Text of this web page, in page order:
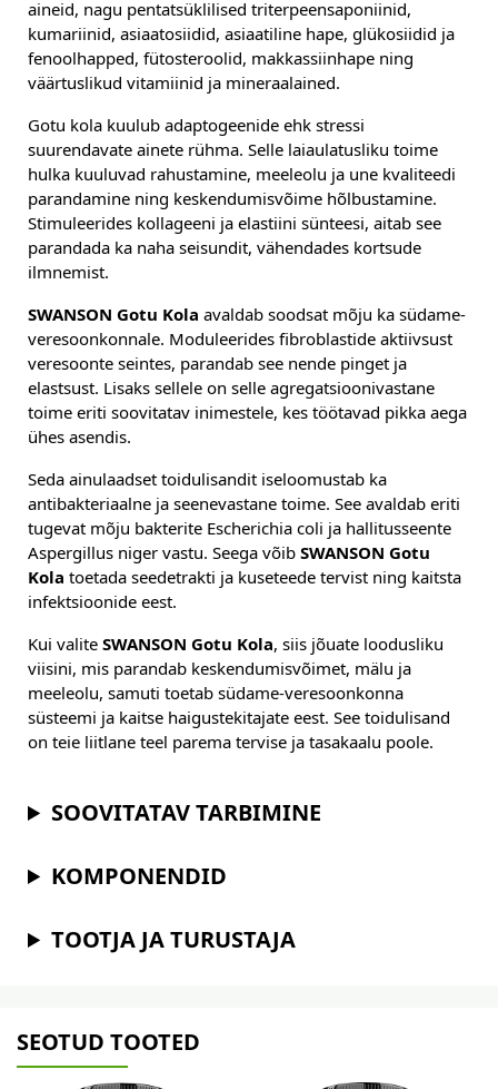
aineid, nagu pentatsüklilised triterpeensaponiinid,
kumariinid, asiaatosiidid, asiaatiline hape, glükosiidid ja
fenoolhapped, fütosteroolid, makkassiinhape ning
väärtuslikud vitamiinid ja mineraalained.
Gotu kola kuulub adaptogeenide ehk stressi
suurendavate ainete rühma. Selle laiaulatusliku toime
hulka kuuluvad rahustamine, meeleolu ja une kvaliteedi
parandamine ning keskendumisvõime hõlbustamine.
Stimuleerides kollageeni ja elastiini sünteesi, aitab see
parandada ka naha seisundit, vähendades kortsude
ilmnemist.
SWANSON Gotu Kola avaldab soodsat mõju ka südame-
veresoonkonnale. Moduleerides fibroblastide aktiivsust
veresoonte seintes, parandab see nende pinget ja
elastsust. Lisaks sellele on selle agregatsioonivastane
toime eriti soovitatav inimestele, kes töötavad pikka aega
ühes asendis.
Seda ainulaadset toidulisandit iseloomustab ka
antibakteriaalne ja seenevastane toime. See avaldab eriti
tugevat mõju bakterite Escherichia coli ja hallitusseente
Aspergillus niger vastu. Seega võib SWANSON Gotu
Kola toetada seedetrakti ja kuseteede tervist ning kaitsta
infektsioonide eest.
Kui valite SWANSON Gotu Kola, siis jõuate loodusliku
viisini, mis parandab keskendumisvõimet, mälu ja
meeleolu, samuti toetab südame-veresoonkonna
süsteemi ja kaitse haigustekitajate eest. See toidulisand
on teie liitlane teel parema tervise ja tasakaalu poole.
SOOVITATAV TARBIMINE
KOMPONENDID
TOOTJA JA TURUSTAJA
SEOTUD TOOTED